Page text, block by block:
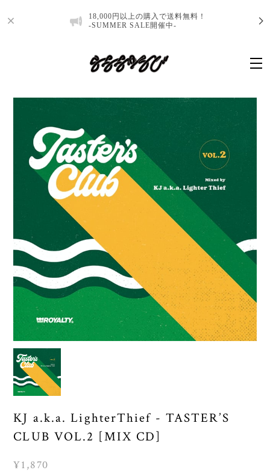
18,000円以上の購入で送料無料！
-SUMMER SALE開催中-
KJ a.k.a. LighterThief - TASTER’S
CLUB VOL.2 [MIX CD]
¥1,870